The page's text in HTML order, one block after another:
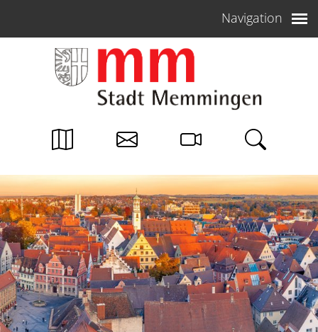
Navigation